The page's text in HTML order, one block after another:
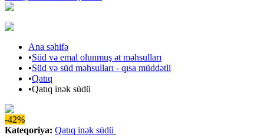
Ana səhifə
•Süd və emal olunmuş ət məhsulları
•Süd və süd məhsulları - qısa müddətli
•Qatıq
•Qatıq inək südü
-42%
Kateqoriya: Qatıq inək südü